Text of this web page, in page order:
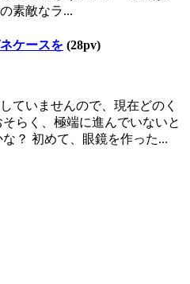
素敵なラ...
ケースを (28pv)
ていませんので、現在どのく
らく、極端に進んでいないと
？ 初めて、眼鏡を作った...